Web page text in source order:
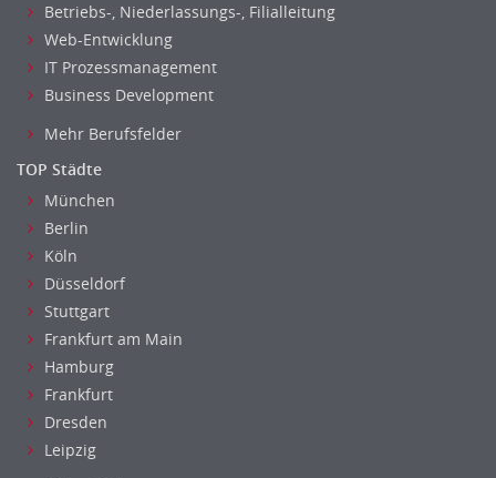
Betriebs-, Niederlassungs-, Filialleitung
Web-Entwicklung
IT Prozessmanagement
Business Development
Mehr Berufsfelder
TOP Städte
München
Berlin
Köln
Düsseldorf
Stuttgart
Frankfurt am Main
Hamburg
Frankfurt
Dresden
Leipzig